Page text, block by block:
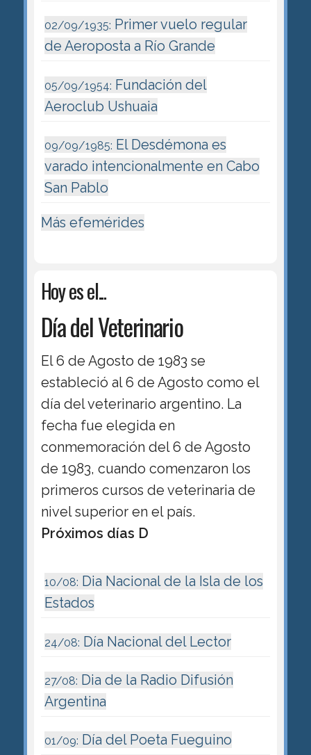
02/09/1935: Primer vuelo regular
de Aeroposta a Río Grande
05/09/1954: Fundación del
Aeroclub Ushuaia
09/09/1985: El Desdémona es
varado intencionalmente en Cabo
San Pablo
Más efemérides
Hoy es el...
Día del Veterinario
El 6 de Agosto de 1983 se
estableció al 6 de Agosto como el
día del veterinario argentino. La
fecha fue elegida en
conmemoración del 6 de Agosto
de 1983, cuando comenzaron los
primeros cursos de veterinaria de
nivel superior en el país.
Próximos días D
10/08: Dia Nacional de la Isla de los
Estados
24/08: Día Nacional del Lector
27/08: Dia de la Radio Difusión
Argentina
01/09: Día del Poeta Fueguino